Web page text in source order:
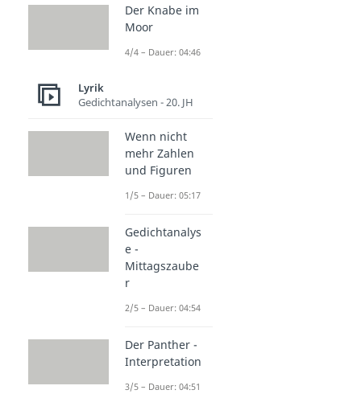
Der Knabe im
Moor
4/4 – Dauer: 04:46
Lyrik
Gedichtanalysen - 20. JH
Wenn nicht
mehr Zahlen
und Figuren
1/5 – Dauer: 05:17
Gedichtanalys
e -
Mittagszaube
r
2/5 – Dauer: 04:54
Der Panther -
Interpretation
3/5 – Dauer: 04:51